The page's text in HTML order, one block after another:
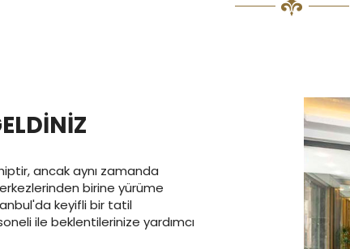
ancak aynı zamanda
birine yürüme
keyifli bir tatil
ile beklentilerinize yardımcı